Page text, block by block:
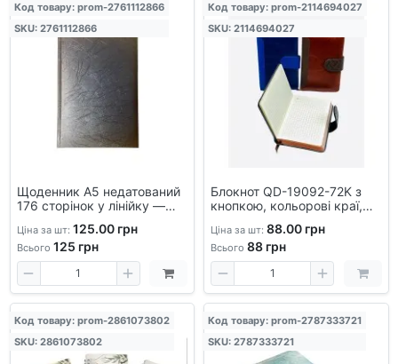
Щоденник А5 недатований
176 сторінок у лінійку —
планувальник
Код товару: prom-2761112866
SKU: 2761112866
Ціна за шт: 125.00 грн
Всього 125 грн
Блокнот QD-19092-72K з
кнопкою, кольорові краї,
аксесуар
Код товару: prom-2114694027
SKU: 2114694027
Ціна за шт: 88.00 грн
Всього 88 грн
Код товару: prom-2861073802
SKU: 2861073802
Код товару: prom-2787333721
SKU: 2787333721